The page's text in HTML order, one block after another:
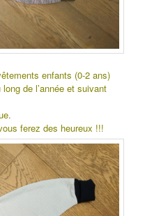
enfants (0-2 ans)
de l’année et suivant
ferez des heureux !!!